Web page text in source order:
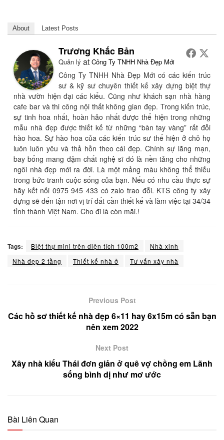
About Latest Posts
Trương Khắc Bản
Quản lý at Công Ty TNHH Nhà Đẹp Mới
Công Ty TNHH Nhà Đẹp Mới có các kiến trúc
sư & kỹ sư chuyên thiết kế xây dựng biệt thự
nhà vườn hiện đại các kiểu. Cũng như khách sạn nhà hàng
cafe bar và thi công nội thất không gian đẹp. Trong kiến trúc,
sự tinh hoa nhất, hoàn hảo nhất được thể hiện trong những
mẫu nhà đẹp được thiết kế từ những “bàn tay vàng” rất đỗi
hào hoa. Sự hào hoa của các kiến trúc sư thể hiện ở chỗ họ
luôn luôn yêu và thả hồn theo cái đẹp. Chính sự lãng mạn,
bay bổng mang đậm chất nghệ sĩ đó là nền tảng cho những
ngôi nhà đẹp mới ra đời. Là một mảng màu không thể thiếu
trong bức tranh cuộc sống của bạn. Nếu có nhu cầu thực sự
hãy kết nối 0975 945 433 có zalo trao đỗi. KTS công ty xây
dựng sẽ đến tận nơi vị trí đất cần thiết kế và làm việc tại 34/34
tỉnh thành Việt Nam. Cho đi là còn mãi.!
Tags: Biệt thự mini trên diện tích 100m2
Nhà xinh
Nhà đẹp 2 tầng
Thiết kế nhà ở Tư vấn xây nhà
Previous Post
Các hồ sơ thiết kế nhà đẹp 6×11 hay 6x15m có sẵn bạn
nên xem 2022
Next Post
Xây nhà kiểu Thái đơn giản ở quê vợ chồng em Lãnh
sống bình dị như mơ ước
Bài Liên Quan